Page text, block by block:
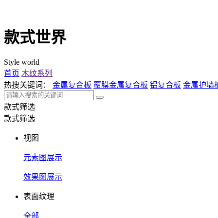
款式世界
Style world
首页 木纹系列
热搜关键词：
金属复合板 覆膜金属复合板 铝复合板 金属护墙
款式筛选
款式筛选
视图
元素图展示
效果图展示
表面纹理
全部